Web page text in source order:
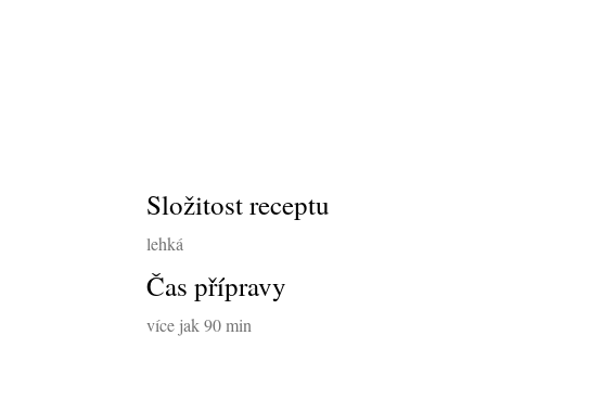
Složitost receptu
lehká
Čas přípravy
více jak 90 min